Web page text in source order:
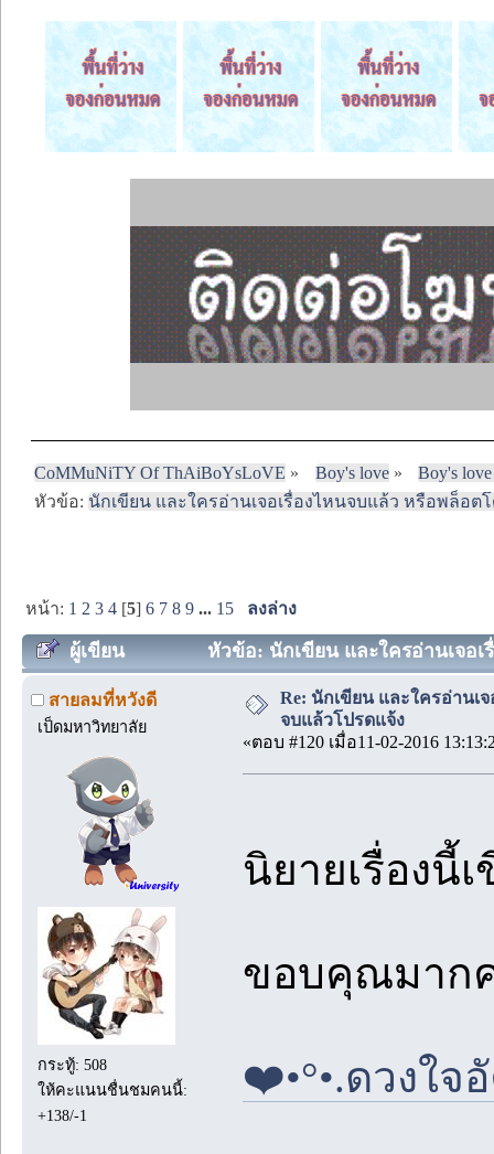
CoMMuNiTY Of ThAiBoYsLoVE » Boy's love»
Boy's
หัวข้อ:นักเขียน และใครอ่านเจอเรื่องไหนจบแล้ว หรือพล็อต
หน้า: 1 2 3 4 [5]6 7 8 9 ... 15 ลงล่าง
ผู้เขียน หัวข้อ: นักเขียน และใครอ่านเจอเ
สายลมที่หวังดี
เป็ดมหาวิทยาลัย
กระทู้: 508
ให้คะแนนชื่นชมคนนี้:
+138/-1
Re: นักเขียน และใครอ่านเ
จบแล้วโปรดแจ้ง
«ตอบ #120 เมื่อ11-02-2016
นิยายเรื่องนี้
ขอบคุณมาก
❤️•°•.ดวงใจ